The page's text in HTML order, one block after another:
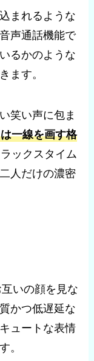
まれるような
声通話機能で
るかのような
ます。
笑い声に包ま
一線を画す格
ックスタイム
人だけの濃密
いの顔を見な
かつ低遅延な
ュートな表情
。